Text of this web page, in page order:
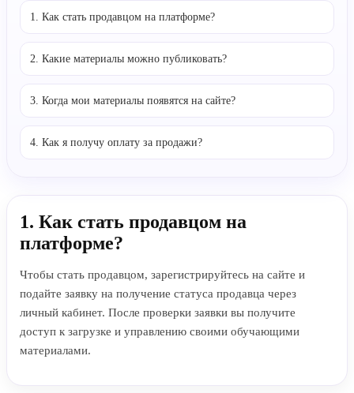
1. Как стать продавцом на платформе?
2. Какие материалы можно публиковать?
3. Когда мои материалы появятся на сайте?
4. Как я получу оплату за продажи?
1. Как стать продавцом на
платформе?
Чтобы стать продавцом, зарегистрируйтесь на сайте и
подайте заявку на получение статуса продавца через
личный кабинет. После проверки заявки вы получите
доступ к загрузке и управлению своими обучающими
материалами.